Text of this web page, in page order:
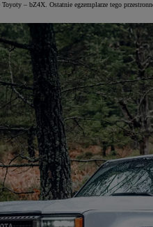
– bZ4X. Ostatnie egzemplarze tego